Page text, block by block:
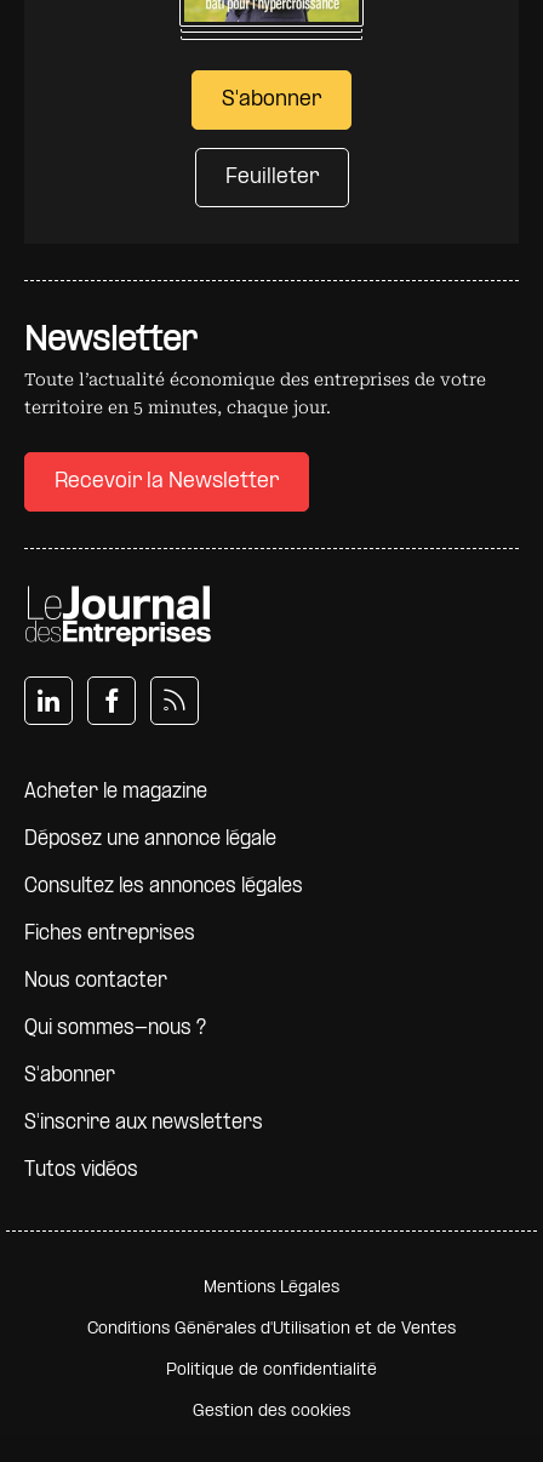
Newsletter
Toute l’actualité économique des entreprises de votre
territoire en 5 minutes, chaque jour.
Recevoir la Newsletter
Pied de page
Acheter le magazine
Déposez une annonce légale
Consultez les annonces légales
Fiches entreprises
Nous contacter
Qui sommes-nous ?
S'abonner
S'inscrire aux newsletters
Tutos vidéos
S'abonner
Feuilleter
Pied de page secondaire
Mentions Légales
Conditions Générales d'Utilisation et de Ventes
Politique de confidentialité
Gestion des cookies